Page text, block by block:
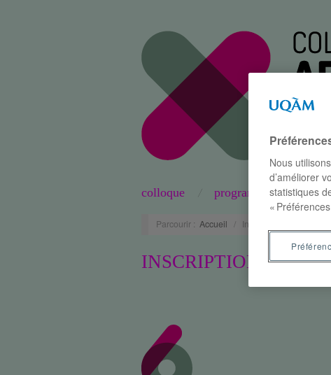
colloque programme
Parcourir : Accueil / Inscriptions
INSCRIPTIONS
Nous
d’améliorer
statistiques
«